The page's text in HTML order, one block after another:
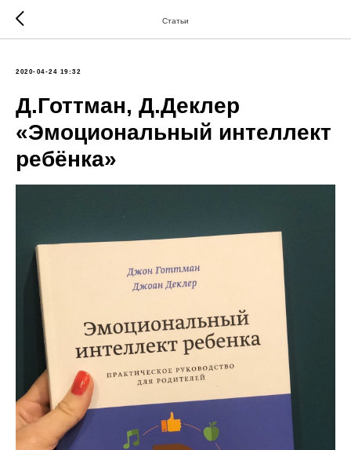
Статьи
2020-04-24 19:32
Д.Готтман, Д.Деклер
«Эмоциональный интеллект
ребёнка»